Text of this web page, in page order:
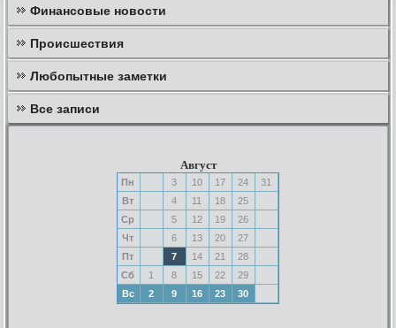
Финансовые новости
Происшествия
Любопытные заметки
Все записи
Август
Пн 3 10 17 24
31
Вт
4 11 18
25
Ср
5 12 19
26
Чт
6 13 20
27
Пт
7 14 21
28
Сб
1 8 15 22
29
Вс
2 9 16 23 30